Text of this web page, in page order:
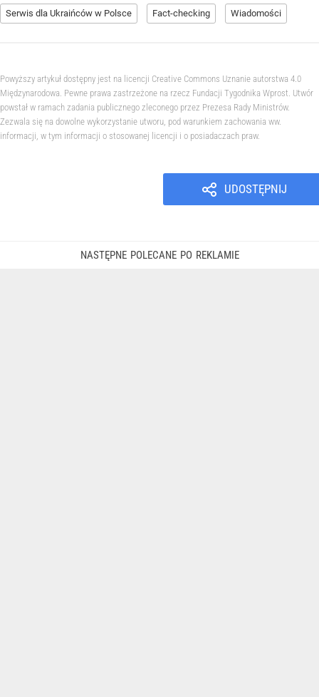
Serwis dla Ukraińców w Polsce Fact-checking Wiadomości
Powyższy artykuł dostępny jest na licencji Creative Commons Uznanie autorstwa 4.0
Międzynarodowa. Pewne prawa zastrzeżone na rzecz Fundacji Tygodnika Wprost. Utwór
powstał w ramach zadania publicznego zleconego przez Prezesa Rady Ministrów.
Zezwala się na dowolne wykorzystanie utworu, pod warunkiem zachowania ww.
informacji, w tym informacji o stosowanej licencji i o posiadaczach praw.
UDOSTĘPNIJ